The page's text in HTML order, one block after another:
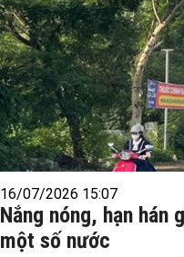
16/07/2026 15:07
Nắng nóng, hạn hán
một số nước